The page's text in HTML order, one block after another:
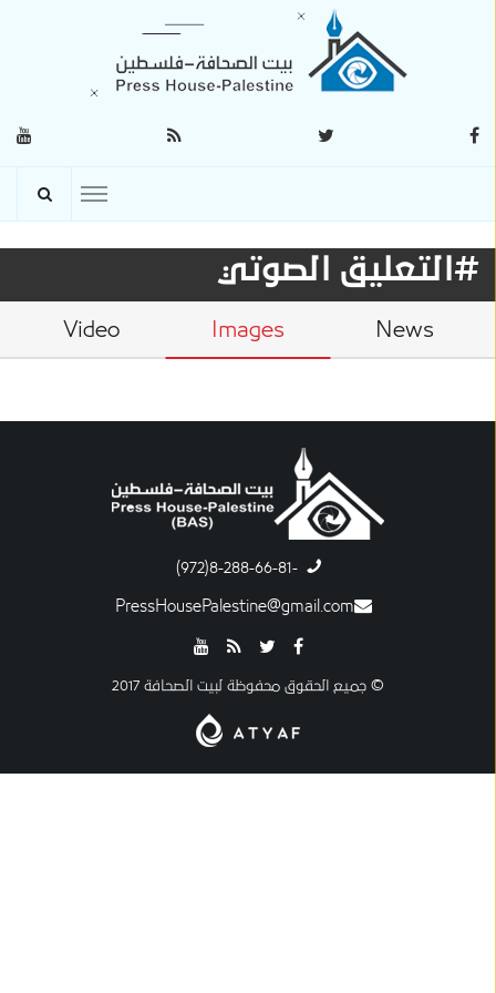
#التعليق الصوتي
News
Images
Video
-8-288-66-81(972)
PressHousePalestine@gmail.com
© جميع الحقوق محفوظة لبيت الصحافة 2017